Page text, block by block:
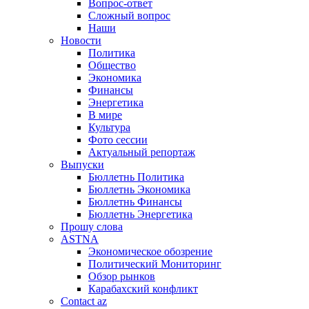
Вопрос-ответ
Сложный вопрос
Наши
Новости
Политика
Общество
Экономика
Финансы
Энергетика
В мире
Культура
Фото сессии
Актуальный репортаж
Выпуски
Бюллетнь Политика
Бюллетнь Экономика
Бюллетнь Финансы
Бюллетнь Энергетика
Прошу слова
ASTNA
Экономическое обозрение
Политический Мониторинг
Обзор рынков
Карабахский конфликт
Contact az